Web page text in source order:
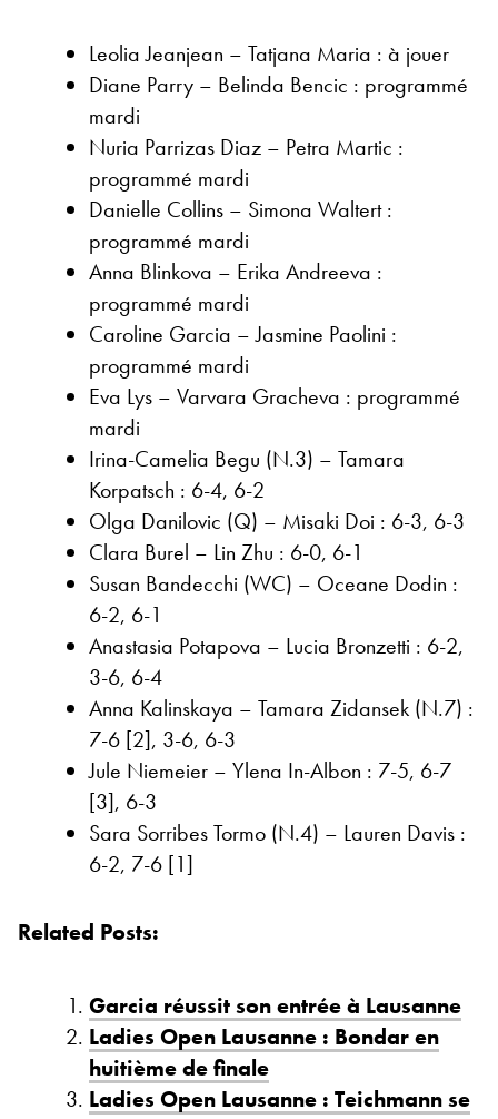
Leolia Jeanjean – Tatjana Maria : à jouer
Diane Parry – Belinda Bencic : programmé
mardi
Nuria Parrizas Diaz – Petra Martic :
programmé mardi
Danielle Collins – Simona Waltert :
programmé mardi
Anna Blinkova – Erika Andreeva :
programmé mardi
Caroline Garcia – Jasmine Paolini :
programmé mardi
Eva Lys – Varvara Gracheva : programmé
mardi
Irina-Camelia Begu (N.3) – Tamara
Korpatsch : 6-4, 6-2
Olga Danilovic (Q) – Misaki Doi : 6-3, 6-3
Clara Burel – Lin Zhu : 6-0, 6-1
Susan Bandecchi (WC) – Oceane Dodin :
6-2, 6-1
Anastasia Potapova – Lucia Bronzetti : 6-2,
3-6, 6-4
Anna Kalinskaya – Tamara Zidansek (N.7) :
7-6 [2], 3-6, 6-3
Jule Niemeier – Ylena In-Albon : 7-5, 6-7
[3], 6-3
Sara Sorribes Tormo (N.4) – Lauren Davis :
6-2, 7-6 [1]
Related Posts:
Garcia réussit son entrée à Lausanne
Ladies Open Lausanne : Bondar en
huitième de finale
Ladies Open Lausanne : Teichmann se